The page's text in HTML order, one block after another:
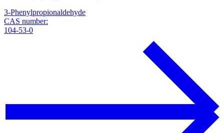
3-Phenylpropionaldehyde
CAS number:
104-53-0